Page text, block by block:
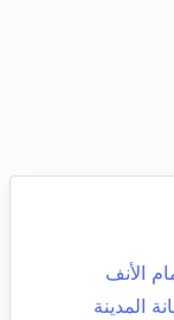
الأنف
المدينة